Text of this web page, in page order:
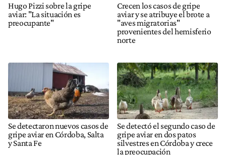
Hugo Pizzi sobre la gripe
aviar: "La situación es
preocupante"
Crecen los casos de gripe
aviar y se atribuye el brote a
"aves migratorias"
provenientes del hemisferio
norte
Se detectaron nuevos casos de
gripe aviar en Córdoba, Salta
y Santa Fe
Se detectó el segundo caso de
gripe aviar en dos patos
silvestres en Córdoba y crece
la preocupación